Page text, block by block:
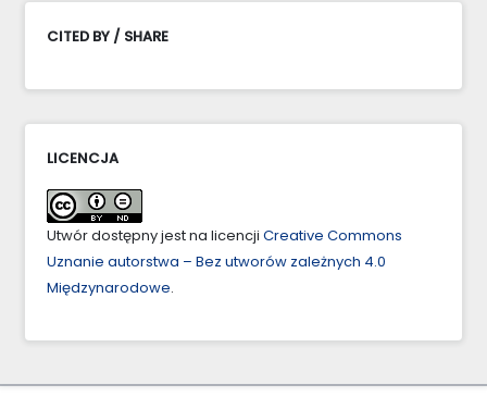
CITED BY / SHARE
LICENCJA
Utwór dostępny jest na licencji Creative Commons
Uznanie autorstwa – Bez utworów zależnych 4.0
Międzynarodowe.